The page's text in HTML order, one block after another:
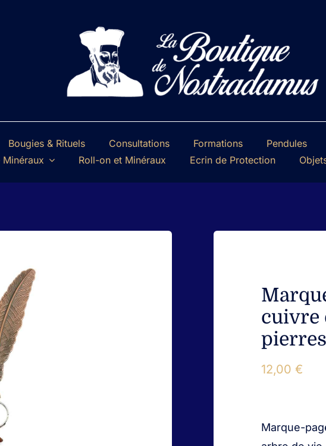
Bougies & Rituels Consultations Formations
Pendules
Minéraux
Roll-on et Minéraux Ecrin de Protection
cuivre
12,00 €
Marque-